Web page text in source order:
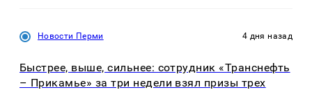
Новости Перми 4 дня назад
Быстрее, выше, сильнее: сотрудник «Транснефть
– Прикамье» за три недели взял призы трех